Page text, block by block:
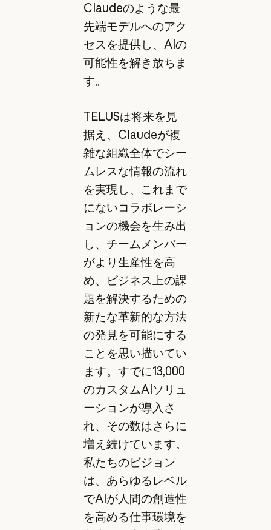
Claudeのような最
先端モデルへのアク
セスを提供し、AIの
可能性を解き放ちま
す。
TELUSは将来を見
据え、Claudeが複
雑な組織全体でシー
ムレスな情報の流れ
を実現し、これまで
にないコラボレーシ
ョンの機会を生み出
し、チームメンバー
がより生産性を高
め、ビジネス上の課
題を解決するための
新たな革新的な方法
の発見を可能にする
ことを思い描いてい
ます。すでに13,000
のカスタムAIソリュ
ーションが導入さ
れ、その数はさらに
増え続けています。
私たちのビジョン
は、あらゆるレベル
でAIが人間の創造性
を高める仕事環境を